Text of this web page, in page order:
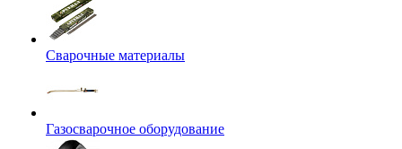
Сварочные материалы
Газосварочное оборудование